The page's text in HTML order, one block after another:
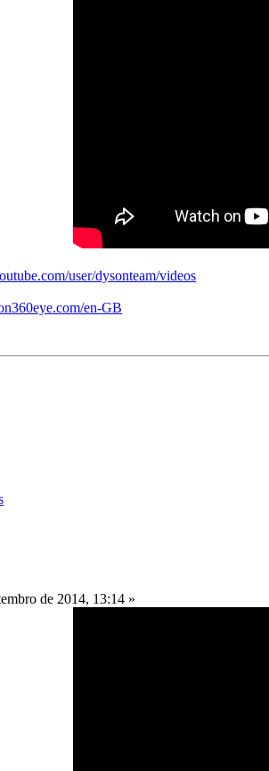
user/dysonteam/videos
en-GB
de 2014, 13:14 »